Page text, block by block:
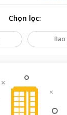
Chọn lọc: